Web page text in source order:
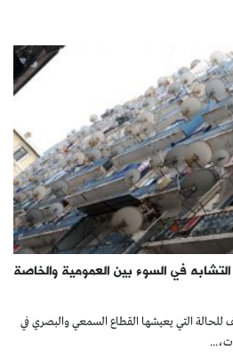
التشابه في السوء بين العمومية والخاصة
التي يعيشها القطاع السمعي والبصري في